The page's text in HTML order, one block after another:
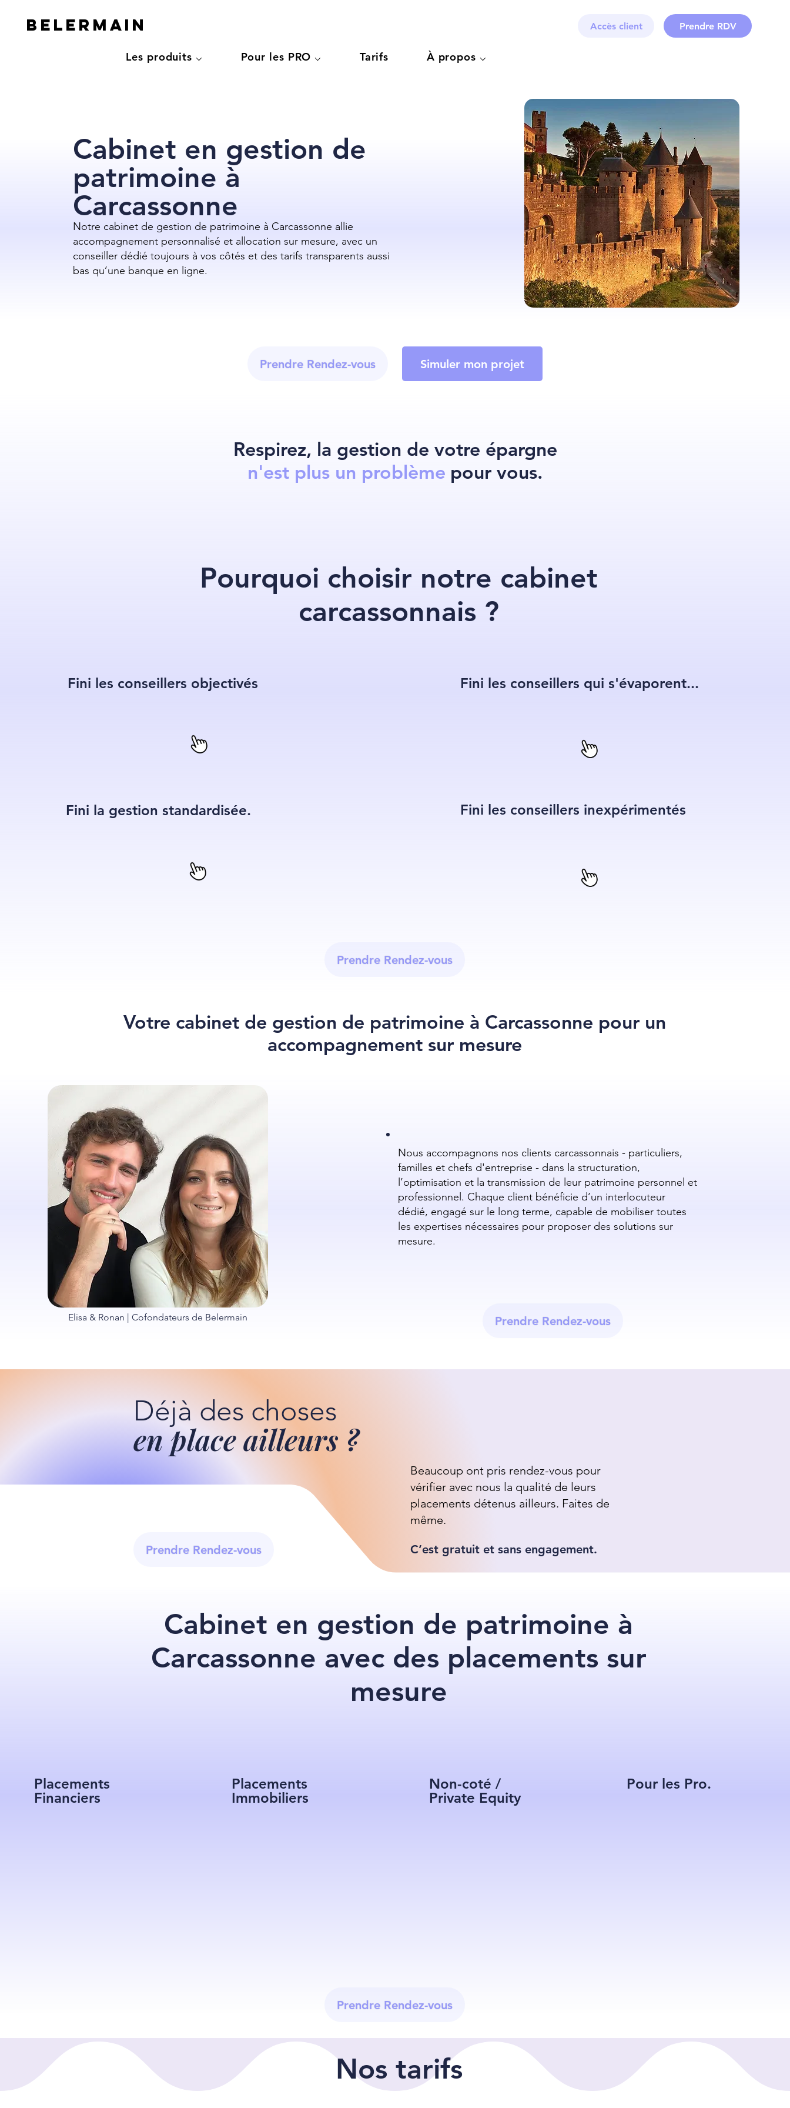
Belermain Accès client Prendre RDV
Les produits ⌵ Pour les PRO ⌵ Tarifs À propos ⌵
Cabinet en gestion de
patrimoine à
Carcassonne
Notre cabinet de gestion de patrimoine à Carcassonne allie
accompagnement personnalisé et allocation sur mesure, avec un
conseiller dédié toujours à vos côtés et des tarifs transparents aussi
bas qu’une banque en ligne.
Prendre Rendez-vous Simuler mon projet
Respirez, la gestion de votre épargne
n'est plus un problème pour vous.
Pourquoi choisir notre cabinet
carcassonnais ?
Fini les conseillers objectivés
Fini la gestion standardisée.
Fini les conseillers qui s'évaporent...
Fini les conseillers inexpérimentés
Prendre Rendez-vous
Votre cabinet de gestion de patrimoine à Carcassonne pour un
accompagnement sur mesure
Elisa & Ronan | Cofondateurs de Belermain
Nous accompagnons nos clients carcassonnais - particuliers,
familles et chefs d'entreprise - dans la structuration,
l’optimisation et la transmission de leur patrimoine personnel et
professionnel. Chaque client bénéficie d’un interlocuteur
dédié, engagé sur le long terme, capable de mobiliser toutes
les expertises nécessaires pour proposer des solutions sur
mesure.
Prendre Rendez-vous
Déjà des choses
en place ailleurs ?
Beaucoup ont pris rendez-vous pour
vérifier avec nous la qualité de leurs
placements détenus ailleurs. Faites de
même.
Prendre Rendez-vous C’est gratuit et sans engagement.
Cabinet en gestion de patrimoine à
Carcassonne avec des placements sur
mesure
Placements
Financiers
Placements
Immobiliers
Non-coté /
Private Equity
Pour les Pro.
Prendre Rendez-vous
Nos tarifs